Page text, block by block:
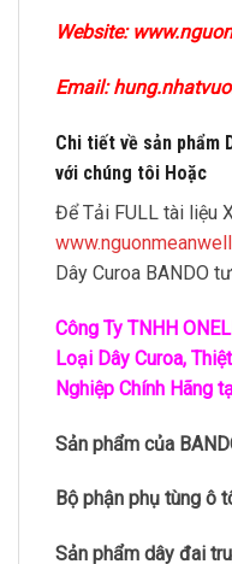
Website:
Email:
Chi tiết về sản phẩm
với chúng tôi Hoặc
Để Tải FULL tài liệu
Dây Curoa BANDO
Công Ty TNHH
Loại Dây Curoa,
Nghiệp Chính Hãng
Sản phẩm của
Bộ phận phụ tùng ô
Sản phẩm dây đai